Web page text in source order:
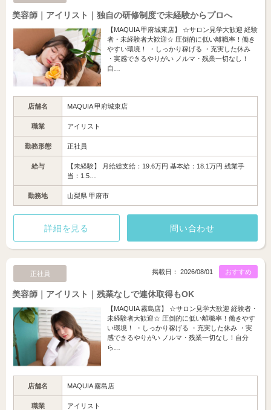
美容師｜アイリスト｜独自の研修制度で未経験からプロへ
【MAQUIA 甲府城東店】 ☆サロン見学大歓迎 経験
者・未経験者大歓迎☆ 圧倒的に低い離職率！働き
やすい環境！ ・しっかり稼げる ・充実した休み
・実感できるやりがい ノルマ・残業一切なし！
自…
店舗名 MAQUIA 甲府城東店
職業 アイリスト
勤務形態 正社員
給与
【未経験】 月給総支給：19.6万円 基本給：18.1万円 残業手
当：1.5…
勤務地 山梨県 甲府市
詳細を見る 問い合わせ
正社員 おすすめ
掲載日： 2026/08/01
美容師｜アイリスト｜残業なしで連休取得もOK
【MAQUIA 霧島店】 ☆サロン見学大歓迎 経験者・
未経験者大歓迎☆ 圧倒的に低い離職率！働きやす
い環境！ ・しっかり稼げる ・充実した休み ・実
感できるやりがい ノルマ・残業一切なし！自分
ら…
店舗名 MAQUIA 霧島店
職業 アイリスト